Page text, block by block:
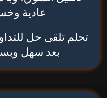
عادية
تحلم تلقى حل
بعد سهل